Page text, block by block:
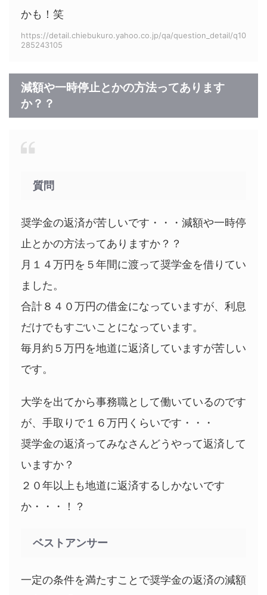
かも！笑
https://detail.chiebukuro.yahoo.co.jp/qa/question_detail/q10
285243105
減額や一時停止とかの方法ってあります
か？？
質問
奨学金の返済が苦しいです・・・減額や一時停
止とかの方法ってありますか？？
月１４万円を５年間に渡って奨学金を借りてい
ました。
合計８４０万円の借金になっていますが、利息
だけでもすごいことになっています。
毎月約５万円を地道に返済していますが苦しい
です。
大学を出てから事務職として働いているのです
が、手取りで１６万円くらいです・・・
奨学金の返済ってみなさんどうやって返済して
いますか？
２０年以上も地道に返済するしかないです
か・・・！？
ベストアンサー
一定の条件を満たすことで奨学金の返済の減額